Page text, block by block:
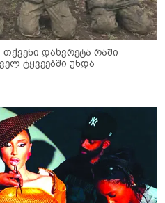
დახვრეტა რაში
ტყვეებში უნდა